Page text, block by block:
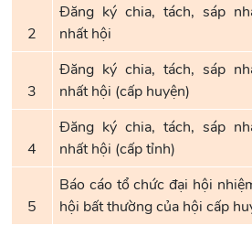
2
Đăng ký chia, tách, sáp
nhất hội
3
Đăng ký chia, tách, sáp
nhất hội (cấp huyện)
4
Đăng ký chia, tách, sáp
nhất hội (cấp tỉnh)
5
Báo cáo tổ chức đại hội
hội bất thường của hội cấp